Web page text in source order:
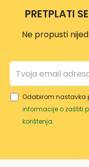
PRETPLATI
Ne propusti
Odabirom nastavka
informacije o zaštiti
korištenja.